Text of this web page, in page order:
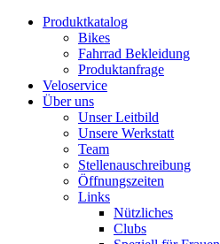
Produktkatalog
Bikes
Fahrrad Bekleidung
Produktanfrage
Veloservice
Über uns
Unser Leitbild
Unsere Werkstatt
Team
Stellenauschreibung
Öffnungszeiten
Links
Nützliches
Clubs